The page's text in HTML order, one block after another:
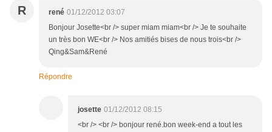
R rené 01/12/2012 03:07
Bonjour Josette<br /> super miam miam<br /> Je te souhaite
un très bon WE<br /> Nos amitiés bises de nous trois<br />
Qing&Sam&René
Répondre
josette 01/12/2012 08:15
<br /> <br /> bonjour rené.bon week-end a tout les